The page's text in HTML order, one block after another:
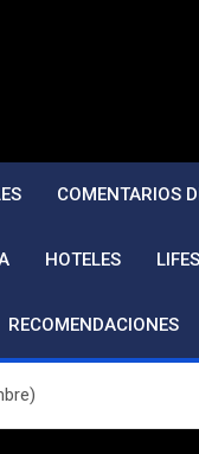
COMENTARIOS
HOTELES
RECOMENDACIONES